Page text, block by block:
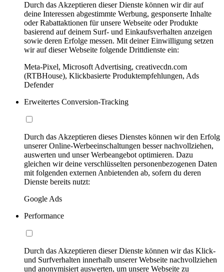
Durch das Akzeptieren dieser Dienste können wir dir auf
deine Interessen abgestimmte Werbung, gesponserte Inhalte
oder Rabattaktionen für unsere Webseite oder Produkte
basierend auf deinem Surf- und Einkaufsverhalten anzeigen
sowie deren Erfolge messen. Mit deiner Einwilligung setzen
wir auf dieser Webseite folgende Drittdienste ein:
Meta-Pixel, Microsoft Advertising, creativecdn.com
(RTBHouse), Klickbasierte Produktempfehlungen, Ads
Defender
Erweitertes Conversion-Tracking
Durch das Akzeptieren dieses Dienstes können wir den Erfolg
unserer Online-Werbeeinschaltungen besser nachvollziehen,
auswerten und unser Werbeangebot optimieren. Dazu
gleichen wir deine verschlüsselten personenbezogenen Daten
mit folgenden externen Anbietenden ab, sofern du deren
Dienste bereits nutzt:
Google Ads
Performance
Durch das Akzeptieren dieser Dienste können wir das Klick-
und Surfverhalten innerhalb unserer Webseite nachvollziehen
und anonymisiert auswerten, um unsere Webseite zu